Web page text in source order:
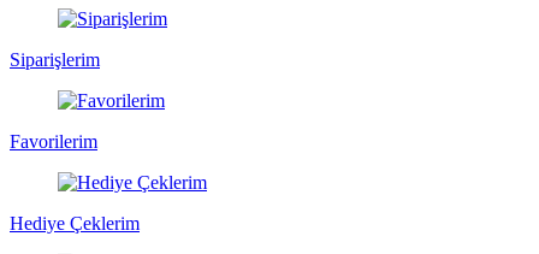
Siparişlerim
Favorilerim
Hediye Çeklerim